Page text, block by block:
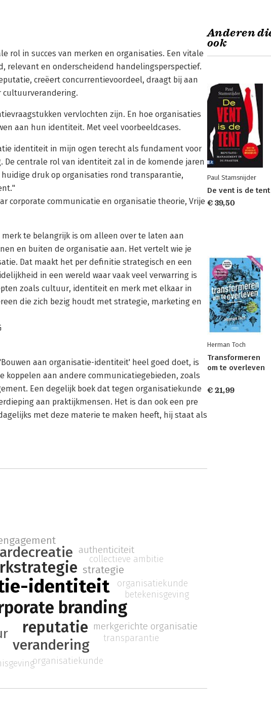
rol in succes van merken en organisaties. Een vitale
relevant en onderscheidend handelingsperspectief.
creëert concurrentievoordeel, draagt bij aan
cultuurverandering.
vervlochten zijn. En hoe organisaties
aan hun identiteit. Met veel voorbeeldcases.
identiteit in mijn ogen terecht als fundament voor
De centrale rol van identiteit zal in de komende jaren
druk op organisaties rond transparantie,
corporate communicatie en organisatie theorie, Vrije
te belangrijk is om alleen over te laten aan
en buiten de organisatie aan. Het vertelt wie je
Dat maakt het per definitie strategisch en een
in een wereld waar vaak veel verwarring is
zoals cultuur, identiteit en merk met elkaar in
die zich bezig houdt met strategie, marketing en
aan organisatie-identiteit' heel goed doet, is
koppelen aan andere communicatiegebieden, zoals
Een degelijk boek dat tegen organisatiekunde
aan praktijkmensen. Het is dan ook een pre
met deze materie te maken heeft, hij staat als
identiteit
branding
reputatie
verandering
strategie
authenticiteit
merkgerichte organisatie
organisatiekunde
betekenisgeving
transparantie
collectieve ambitie
organisatiekunde
Anderen
ook
Paul Stamsnijder
De vent is de tent
€ 39,50
Herman Toch
Transformeren
om te overleven
€ 21,99